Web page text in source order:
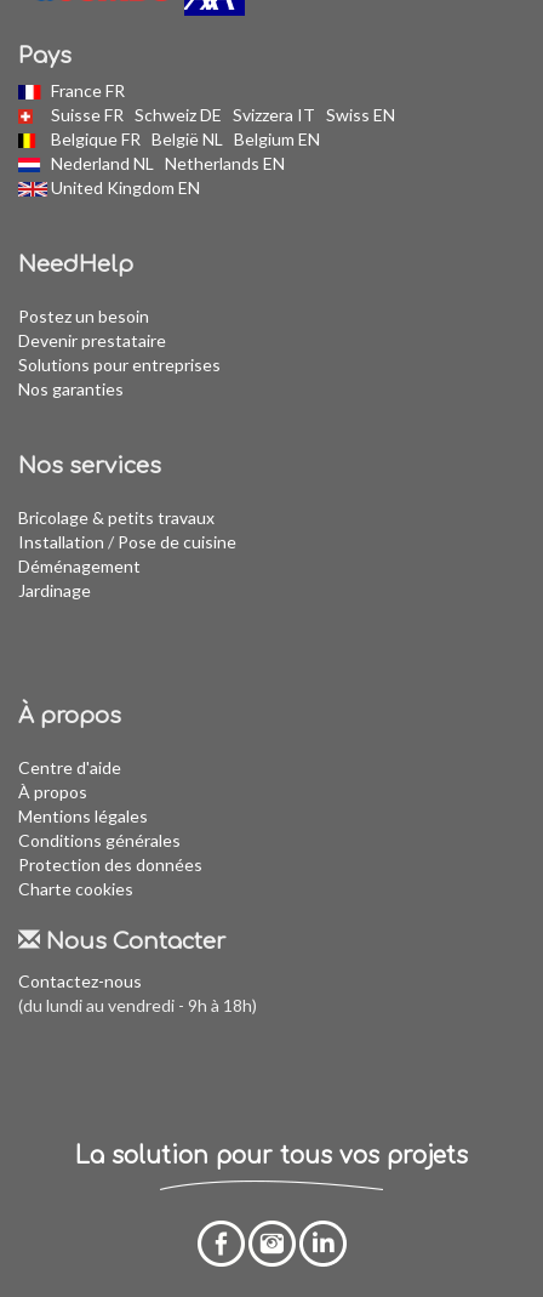
Pays
France FR
Suisse FR Schweiz DE Svizzera IT Swiss EN
Belgique FR België NL
Belgium EN
Nederland NL
Netherlands EN
United Kingdom EN
NeedHelp
Postez un besoin
Devenir prestataire
Solutions pour entreprises
Nos garanties
Nos services
Bricolage & petits travaux
Installation / Pose de cuisine
Déménagement
Jardinage
À propos
Centre d'aide
À propos
Mentions légales
Conditions générales
Protection des données
Charte cookies
Nous Contacter
Contactez-nous
(du lundi au vendredi - 9h à 18h)
La solution pour tous vos projets